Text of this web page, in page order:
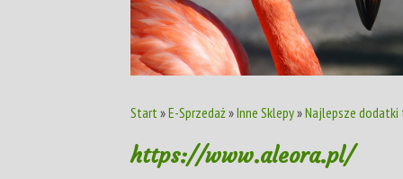
Start »E-Sprzedaż»Inne Sklepy»Najlepsze
https://www.aleora.pl/